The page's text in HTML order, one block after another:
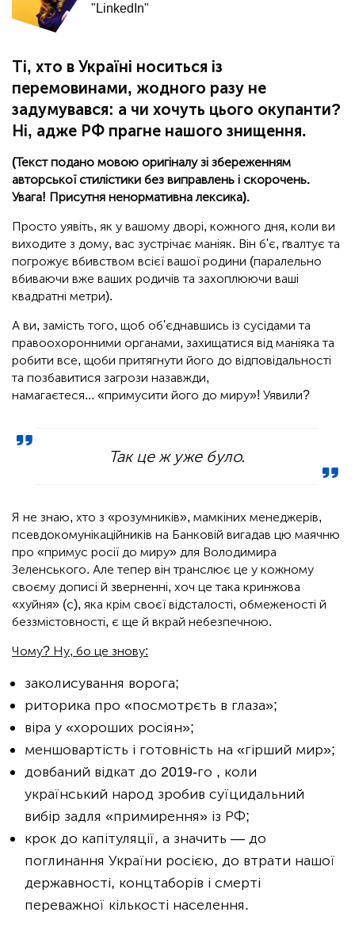
Ті, хто в Україні носиться із
перемовинами, жодного разу не
задумувався: а чи хочуть цього окупанти?
Ні, адже РФ прагне нашого знищення.
"LinkedIn"
(Текст подано мовою оригіналу зі збереженням
авторської стилістики без виправлень і скорочень.
Увага! Присутня ненормативна лексика).
Просто уявіть, як у вашому дворі, кожного дня, коли ви
виходите з дому, вас зустрічає маніяк. Він б'є, ґвалтує та
погрожує вбивством всієї вашої родини (паралельно
вбиваючи вже ваших родичів та захоплюючи ваші
квадратні метри).
А ви, замість того, щоб об'єднавшись із сусідами та
правоохоронними органами, захищатися від маніяка та
робити все, щоби притягнути його до відповідальності
та позбавитися загрози назавжди,
намагаєтеся... «примусити його до миру»! Уявили?
Так це ж уже було.
Я не знаю, хто з «розумників», мамкіних менеджерів,
псевдокомунікаційників на Банковій вигадав цю маячню
про «примус росії до миру» для Володимира
Зеленського. Але тепер він транслює це у кожному
своєму дописі й зверненні, хоч це така кринжова
«хуйня» (с), яка крім своєї відсталості, обмеженості й
беззмістовності, є ще й вкрай небезпечною.
Чому? Ну, бо це знову:
заколисування ворога;
риторика про «посмотрєть в глаза»;
віра у «хороших росіян»;
меншовартість і готовність на «гірший мир»;
довбаний відкат до 2019-го , коли
український народ зробив суїцидальний
вибір задля «примирення» із РФ;
крок до капітуляції, а значить — до
поглинання України росією, до втрати нашої
державності, концтаборів і смерті
переважної кількості населення.